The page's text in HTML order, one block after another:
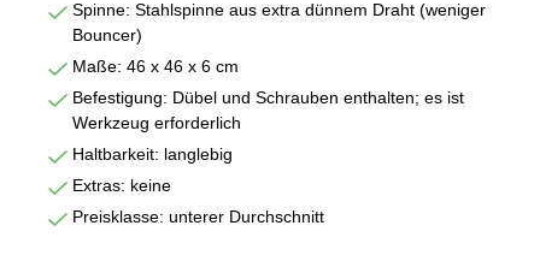
Spinne: Stahlspinne aus extra dünnem Draht (weniger
Bouncer)
Maße: 46 x 46 x 6 cm
Befestigung: Dübel und Schrauben enthalten; es ist
Werkzeug erforderlich
Haltbarkeit: langlebig
Extras: keine
Preisklasse: unterer Durchschnitt